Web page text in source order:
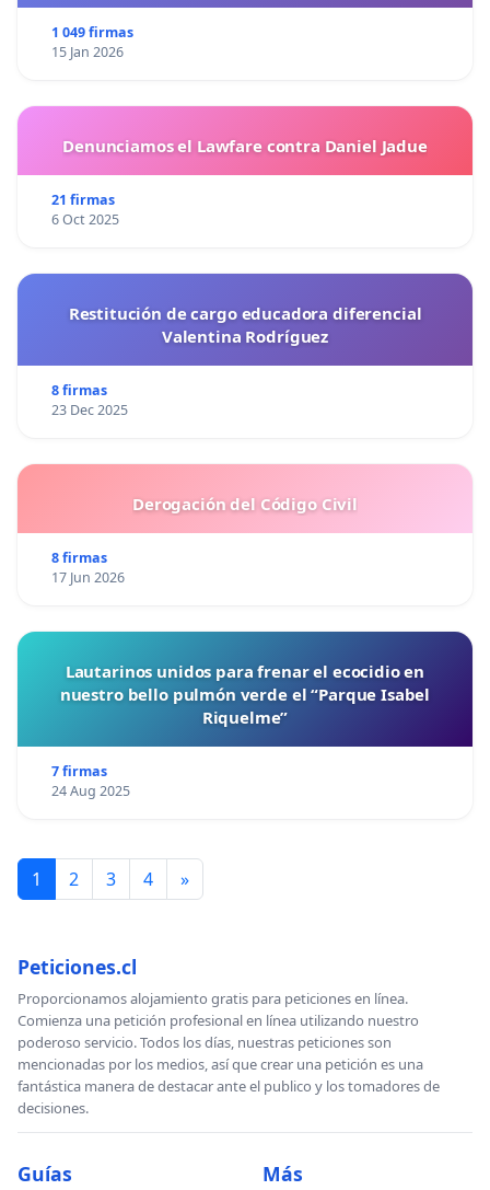
1 049 firmas
15 Jan 2026
Denunciamos el Lawfare contra Daniel Jadue
21 firmas
6 Oct 2025
Restitución de cargo educadora diferencial
Valentina Rodríguez
8 firmas
23 Dec 2025
Derogación del Código Civil
8 firmas
17 Jun 2026
Lautarinos unidos para frenar el ecocidio en
nuestro bello pulmón verde el “Parque Isabel
Riquelme”
7 firmas
24 Aug 2025
1 2 3 4 »
Peticiones.cl
Proporcionamos alojamiento gratis para peticiones en línea.
Comienza una petición profesional en línea utilizando nuestro
poderoso servicio. Todos los días, nuestras peticiones son
mencionadas por los medios, así que crear una petición es una
fantástica manera de destacar ante el publico y los tomadores de
decisiones.
Guías Más